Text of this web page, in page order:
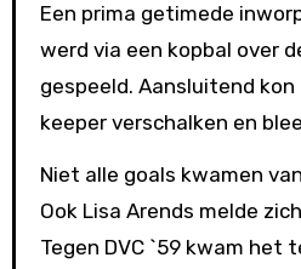
Een prima getimede
werd via een kopbal over
gespeeld. Aansluitend
keeper verschalken en
Niet alle goals kwamen
Ook Lisa Arends melde
Tegen DVC `59 kwam het